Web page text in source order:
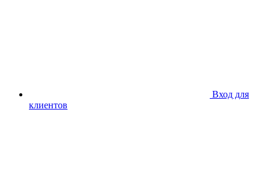
Вход для
клиентов